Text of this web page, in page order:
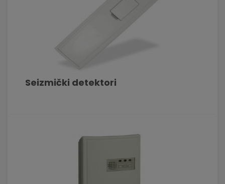
Seizmički detektori